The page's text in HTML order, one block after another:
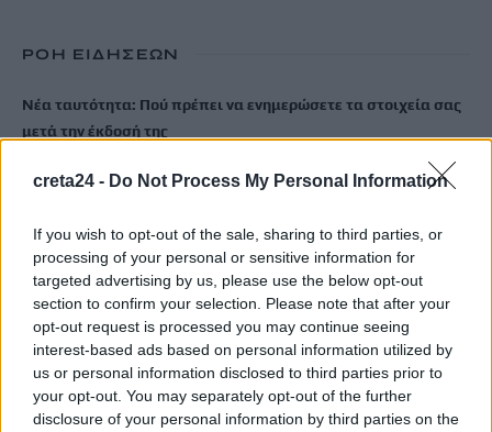
creta24 - Do Not Process My Personal Information
If you wish to opt-out of the sale, sharing to third parties, or
processing of your personal or sensitive information for
targeted advertising by us, please use the below opt-out
section to confirm your selection. Please note that after your
opt-out request is processed you may continue seeing
interest-based ads based on personal information utilized by
us or personal information disclosed to third parties prior to
your opt-out. You may separately opt-out of the further
disclosure of your personal information by third parties on the
ΡΟΗ ΕΙΔΗΣΕΩΝ
Νέα ταυτότητα: Πού πρέπει να ενημερώσετε τα στοιχεία σας
μετά την έκδοσή της
κακοσμία
6 Αυγούστου, 2026
Κάρτα Αγρότη: Τι αλλάζει από 28 Αυγούστου για τις
χρηματοδοτήσεις
6 Αυγούστου, 2026